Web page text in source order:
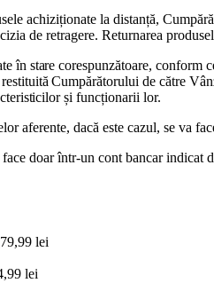
achiziționate la distanță,
de retragere. Returnarea
în stare corespunzătoare,
Cumpărătorului de către
și funcționarii lor.
aferente, dacă este cazul, se va
doar într-un cont bancar indicat
79,99 lei
lei